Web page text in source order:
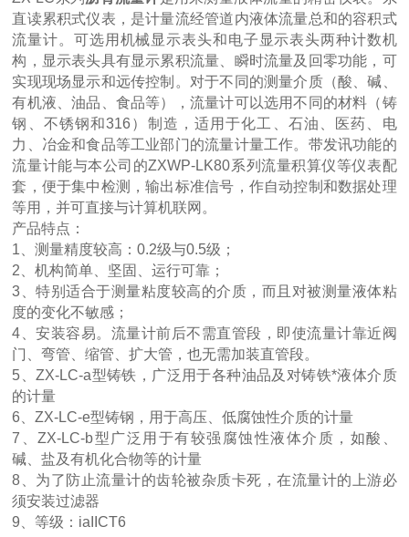
直读累积式仪表，是计量流经管道内液体流量总和的容积式
流量计。可选用机械显示表头和电子显示表头两种计数机
构，显示表头具有显示累积流量、瞬时流量及回零功能，可
实现现场显示和远传控制。对于不同的测量介质（酸、碱、
有机液、油品、食品等），流量计可以选用不同的材料（铸
钢、不锈钢和316）制造，适用于化工、石油、医药、电
力、冶金和食品等工业部门的流量计量工作。带发讯功能的
流量计能与本公司的ZXWP-LK80系列流量积算仪等仪表配
套，便于集中检测，输出标准信号，作自动控制和数据处理
等用，并可直接与计算机联网。
产品特点：
1、测量精度较高：0.2级与0.5级；
2、机构简单、坚固、运行可靠；
3、特别适合于测量粘度较高的介质，而且对被测量液体粘
度的变化不敏感；
4、安装容易。流量计前后不需直管段，即使流量计靠近阀
门、弯管、缩管、扩大管，也无需加装直管段。
5、ZX-LC-a型铸铁，广泛用于各种油品及对铸铁*液体介质
的计量
6、ZX-LC-e型铸钢，用于高压、低腐蚀性介质的计量
7、ZX-LC-b型广泛用于有较强腐蚀性液体介质，如酸、
碱、盐及有机化合物等的计量
8、为了防止流量计的齿轮被杂质卡死，在流量计的上游必
须安装过滤器
9、等级：iaIICT6